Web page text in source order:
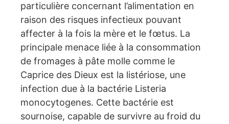
particulière concernant l’alimentation en
raison des risques infectieux pouvant
affecter à la fois la mère et le fœtus. La
principale menace liée à la consommation
de fromages à pâte molle comme le
Caprice des Dieux est la listériose, une
infection due à la bactérie Listeria
monocytogenes. Cette bactérie est
sournoise, capable de survivre au froid du